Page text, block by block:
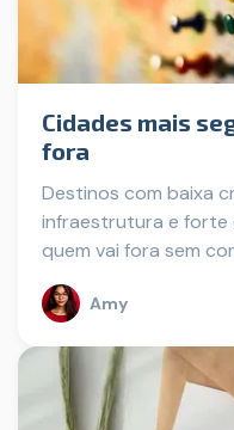
Cidades mais
fora
Destinos com baixa
infraestrutura e forte
quem vai fora sem
Amy